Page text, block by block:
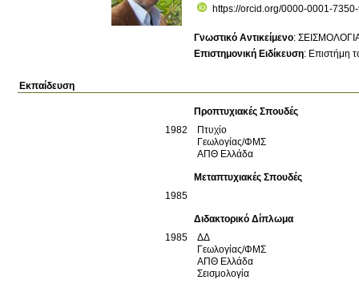
https://orcid.org/0000-0001-
Γνωστικό Αντικείμενο:
Επιστημονική Ειδίκευση: Επιστήμη
Εκπαίδευση
Προπτυχιακές Σπουδές
1982
Πτυχίο
Γεωλογίας/ΦΜΣ
ΑΠΘ Ελλάδα
Μεταπτυχιακές Σπουδές
1985
Διδακτορικό Δίπλωμα
1985
ΔΔ
Γεωλογίας/ΦΜΣ
ΑΠΘ Ελλάδα
Σεισμολογία